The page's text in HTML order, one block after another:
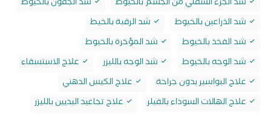
شد الجزء السفلي من الجسم بالخيوط
شد الجفون بالخيوط
شد الذراعين بالخيوط
شد الرقبة بالخيط
شد الفخذ بالخيوط
شد المؤخرة بالخيوط
شد الوجه بالخيوط
شد الوجه بالليزر
علاج الاستسقاء
علاج البواسير بدون جراحة
علاج الكيس الدهني
علاج الهالات السوداء بالفيلر
علاج تجاعيد اليديين بالليزر